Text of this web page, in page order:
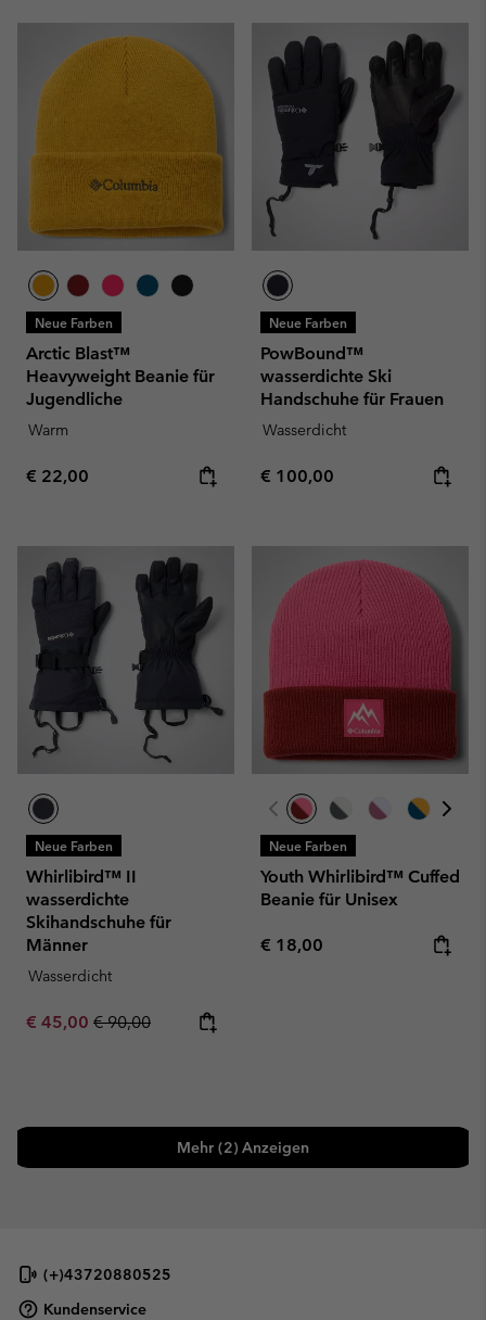
Neue Farben
Arctic Blast™
Heavyweight Beanie für
Jugendliche
Warm
Regular price:
€ 22,00
Neue Farben
PowBound™
wasserdichte Ski
Handschuhe für Frauen
Wasserdicht
Regular price:
€ 100,00
Neue Farben
Whirlibird™ II
wasserdichte
Skihandschuhe für
Männer
Wasserdicht
Sale price:
€ 45,00 Regular price:
€ 90,00
Neue Farben
Youth Whirlibird™ Cuffed
Beanie für Unisex
Regular price:
€ 18,00
Mehr (2) Anzeigen
(+)43720880525
Kundenservice